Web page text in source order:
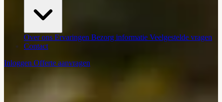
Over ons Ervaringen Bezorg informatie Veelgestelde vragen
Contact
Inloggen Offerte aanvragen